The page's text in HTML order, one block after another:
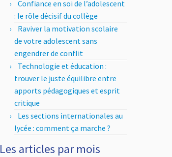
Confiance en soi de l’adolescent
: le rôle décisif du collège
Raviver la motivation scolaire
de votre adolescent sans
engendrer de conflit
Technologie et éducation :
trouver le juste équilibre entre
apports pédagogiques et esprit
critique
Les sections internationales au
lycée : comment ça marche ?
Les articles par mois